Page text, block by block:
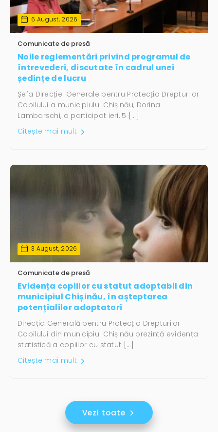
6 August, 2026
Comunicate de presă
Noile reglementări privind programul de
întrevederi, discutate în cadrul unei
ședințe de lucru
Șefa Direcției Generale pentru Protecția Drepturilor
Copilului a municipiului Chișinău, Dorina
Lambarschi, a participat ieri, 5 […]
Citește mai mult
3 August, 2026
Comunicate de presă
Evidența copiilor cu statut adoptabil din
municipiul Chișinău, în așteptarea
potențialilor adoptatori
Direcția Generală pentru Protecția Drepturilor
Copilului din municipiul Chișinău prezintă evidența
statistică a copiilor cu statut […]
Citește mai mult
Vezi toate